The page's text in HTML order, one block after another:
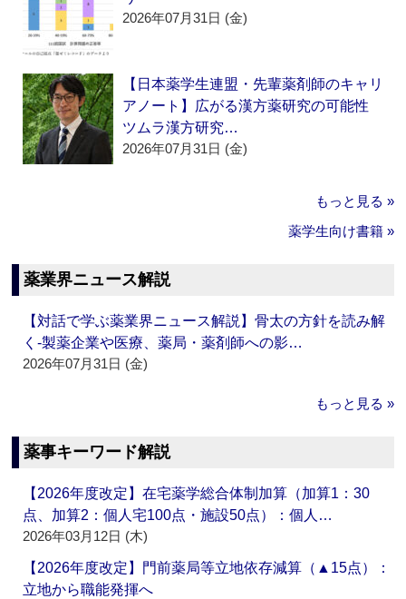
2026年07月31日 (金)
【日本薬学生連盟・先輩薬剤師のキャリ
アノート】広がる漢方薬研究の可能性
ツムラ漢方研究…
2026年07月31日 (金)
もっと見る »
薬学生向け書籍 »
薬業界ニュース解説
【対話で学ぶ薬業界ニュース解説】骨太の方針を読み解
く‐製薬企業や医療、薬局・薬剤師への影…
2026年07月31日 (金)
もっと見る »
薬事キーワード解説
【2026年度改定】在宅薬学総合体制加算（加算1：30
点、加算2：個人宅100点・施設50点）：個人…
2026年03月12日 (木)
【2026年度改定】門前薬局等立地依存減算（▲15点）：
立地から職能発揮へ